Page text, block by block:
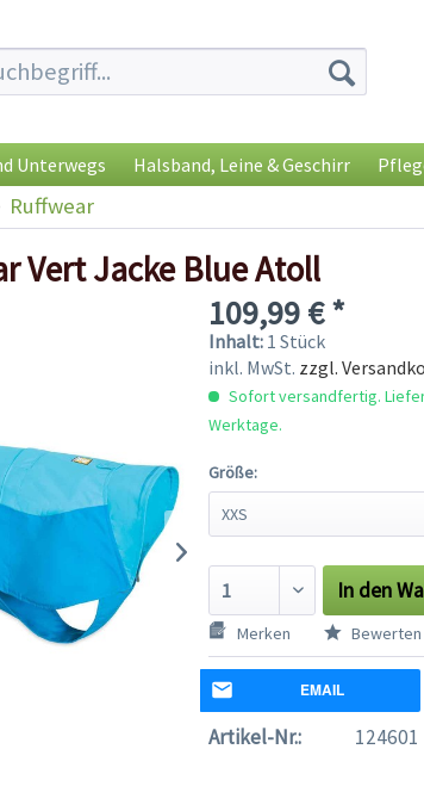
Unterwegs Halsband, Leine & Geschirr
Ruffwear
Vert Jacke Blue Atoll
109,99 € *
Inhalt: 1 Stück
inkl. MwSt. zzgl.
Sofort versandfertig.
Werktage.
Größe:
In den
Merken Bewerten
EMAIL
Artikel-Nr.: 124601